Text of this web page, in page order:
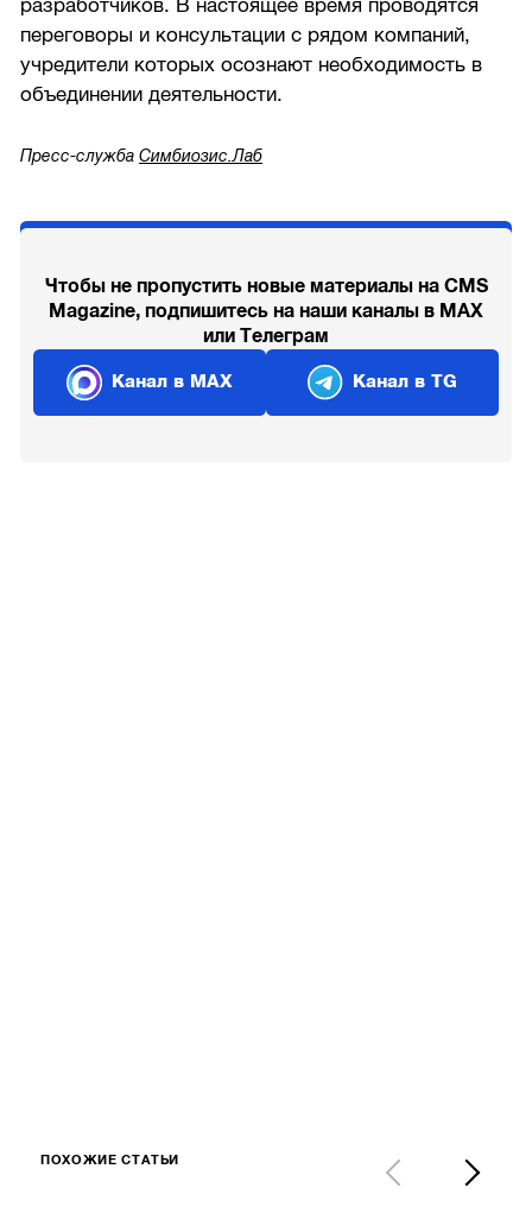
разработчиков. В настоящее время проводятся
переговоры и консультации с рядом компаний,
учредители которых осознают необходимость в
объединении деятельности.
Пресс-службаСимбиозис.Лаб
Чтобы не пропустить новые материалы на CMS
Magazine, подпишитесь на наши каналы в MAX
или Телеграм
Канал в MAX Канал в TG
ПОХОЖИЕ СТАТЬИ